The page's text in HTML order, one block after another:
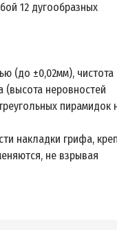
12 дугообразных
(до ±0,02мм), чистота
(высота неровностей
пирамидок
накладки грифа,
не взрывая